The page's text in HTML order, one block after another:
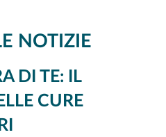
NOTIZIE
DI TE: IL
CURE